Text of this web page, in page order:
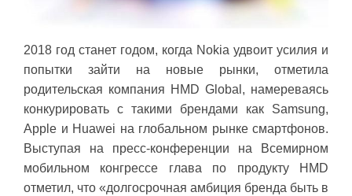
2018 год станет годом, когда Nokia удвоит усилия и
попытки зайти на новые рынки, отметила
родительская компания HMD Global, намереваясь
конкурировать с такими брендами как Samsung,
Apple и Huawei на глобальном рынке смартфонов.
Выступая на пресс-конференции на Всемирном
мобильном конгрессе глава по продукту HMD
отметил, что «долгосрочная амбиция бренда быть в